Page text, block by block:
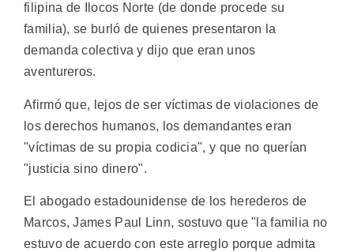
filipina de Ilocos Norte (de donde procede su
familia), se burló de quienes presentaron la
demanda colectiva y dijo que eran unos
aventureros.
Afirmó que, lejos de ser víctimas de violaciones de
los derechos humanos, los demandantes eran
"víctimas de su propia codicia", y que no querían
"justicia sino dinero".
El abogado estadounidense de los herederos de
Marcos, James Paul Linn, sostuvo que "la familia no
estuvo de acuerdo con este arreglo porque admita